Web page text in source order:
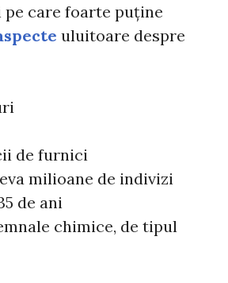
care foarte puține
uluitoare despre
de furnici
milioane de indivizi
de ani
chimice, de tipul